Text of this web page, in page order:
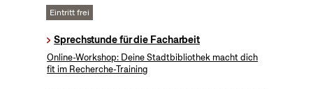
Eintritt frei
Sprechstunde für die Facharbeit
Online-Workshop: Deine Stadtbibliothek macht dich
fit im Recherche-Training